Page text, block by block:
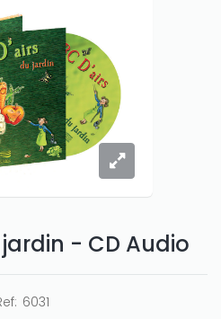
jardin - CD Audio
6031